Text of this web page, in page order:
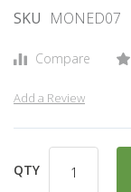
images
SKU MONED07
Compare
Add a Review
QTY